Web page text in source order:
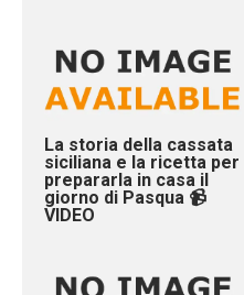
La storia della cassata
siciliana e la ricetta per
prepararla in casa il
giorno di Pasqua 📹
VIDEO